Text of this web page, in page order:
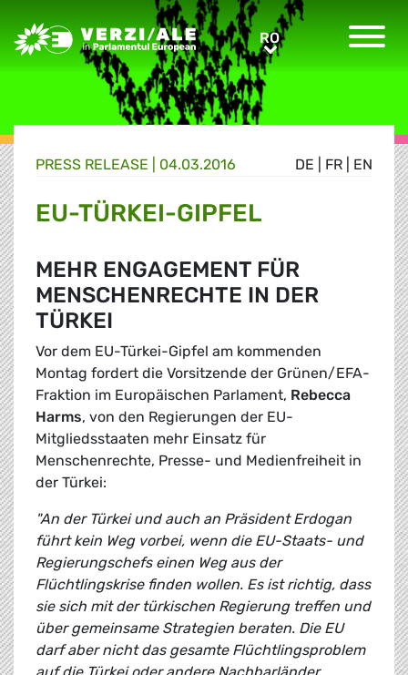
Greens/EFA Home RORO
DE FR EN
PRESS RELEASE | 04.03.2016
EU-TÜRKEI-GIPFEL
MEHR ENGAGEMENT FÜR
MENSCHENRECHTE IN DER
TÜRKEI
Vor dem EU-Türkei-Gipfel am kommenden
Montag fordert die Vorsitzende der Grünen/EFA-
Fraktion im Europäischen Parlament, Rebecca
Harms, von den Regierungen der EU-
Mitgliedsstaaten mehr Einsatz für
Menschenrechte, Presse- und Medienfreiheit in
der Türkei:
"An der Türkei und auch an Präsident Erdogan
führt kein Weg vorbei, wenn die EU-Staats- und
Regierungschefs einen Weg aus der
Flüchtlingskrise finden wollen. Es ist richtig, dass
sie sich mit der türkischen Regierung treffen und
über gemeinsame Strategien beraten. Die EU
darf aber nicht das gesamte Flüchtlingsproblem